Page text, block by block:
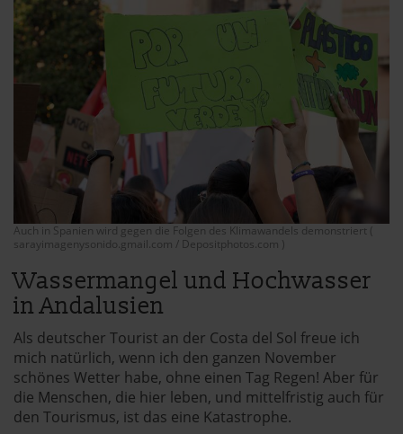
Auch in Spanien wird gegen die Folgen des Klimawandels demonstriert (
sarayimagenysonido.gmail.com / Depositphotos.com )
Wassermangel und Hochwasser
in Andalusien
Als deutscher Tourist an der Costa del Sol freue ich
mich natürlich, wenn ich den ganzen November
schönes Wetter habe, ohne einen Tag Regen! Aber für
die Menschen, die hier leben, und mittelfristig auch für
den Tourismus, ist das eine Katastrophe.